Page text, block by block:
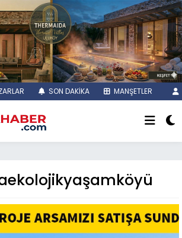
SON DAKİKA MANŞETLER